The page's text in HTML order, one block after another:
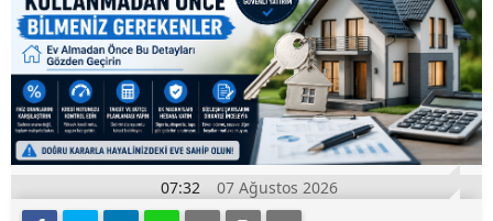
07:32 07 Ağustos 2026